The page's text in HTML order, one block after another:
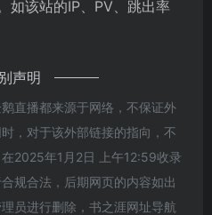
如该站的IP、PV、跳出率
声明
直播都来源于网络，不保证外
，对于该外部链接的指向，不
2025年1月2日 上午12:59收录
规合法，后期网页的内容如出
员进行删除，书之涯网址导航